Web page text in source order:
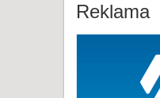
Reklama